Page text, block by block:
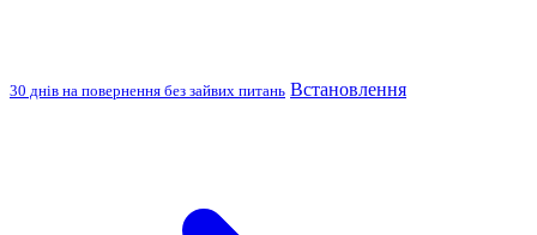
30 днів на повернення без зайвих питань Встановлення